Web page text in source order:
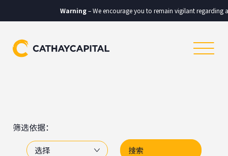
Warning– We encourage you to remain vigilant regarding any
选择
筛选依据：